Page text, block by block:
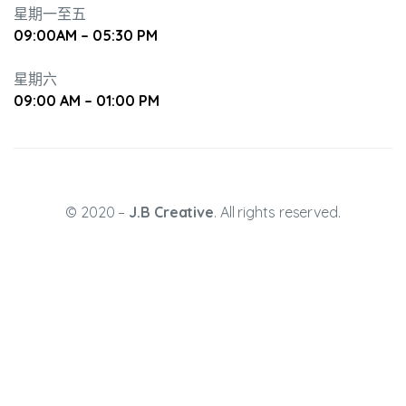
星期一至五
09:00AM – 05:30 PM
星期六
09:00 AM – 01:00 PM
© 2020 – J.B Creative. All rights reserved.